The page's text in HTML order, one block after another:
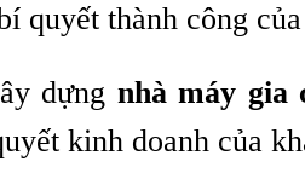
quyết thành công
dựng nhà máy gia
kinh doanh của